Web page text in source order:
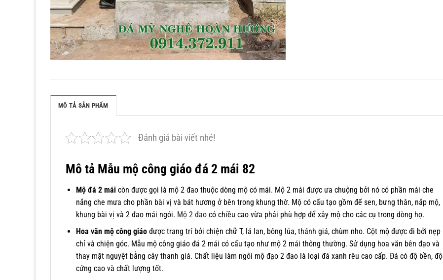
MÔ TẢ SẢN PHẨM
Đánh giá bài viết nhé!
Mô tả Mẫu mộ công giáo đá 2 mái 82
Mộ đá 2 máicòn được gọi là mộ 2 đao thuộc dòng mộ có mái. Mộ 2 mái được ưa chuộng bởi nó có phần mái che
nắng che mưa cho phần bài vị và bát hương ở bên trong khung thờ. Mộ có cấu tạo gồm đế sen, bưng thân, nắp mộ,
khung bài vị và 2 đao mái ngói. Mộ 2 đaocó chiều cao vừa phải phù hợp để xây mộ cho các cụ trong dòng họ.
Hoa văn mộ công giáođược trang trí bởi chiện chữ T, lá lan, bông lúa, thánh giá, chùm nho. Cột mộ được đi bởi nẹp
chỉ và chiện góc. Mẫu mộ công giáo đá 2 mái có cấu tạo như mộ 2 mái thông thường. Sử dụng hoa văn bên đạo và
thay mặt nguyệt bằng cây thanh giá. Chất liệu làm ngôi mộ đạo 2 đao là loại đá xanh rêu cao cấp. Đá có độ bền, độ
cứng cao và chất lượng tốt.